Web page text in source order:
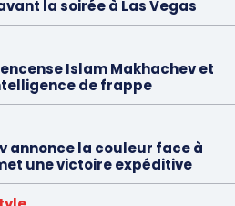
la soirée à Las Vegas
Islam Makhachev et
de frappe
annonce la couleur face à
une victoire expéditive